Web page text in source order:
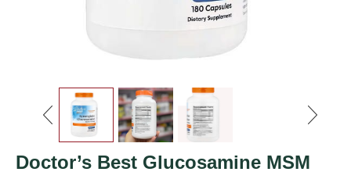
Doctor’s Best Glucosamine MSM